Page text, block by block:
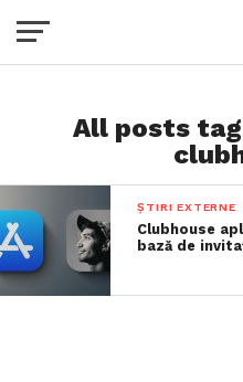
All posts
ȘTIRI EXTERNE
Clubhouse
bază de